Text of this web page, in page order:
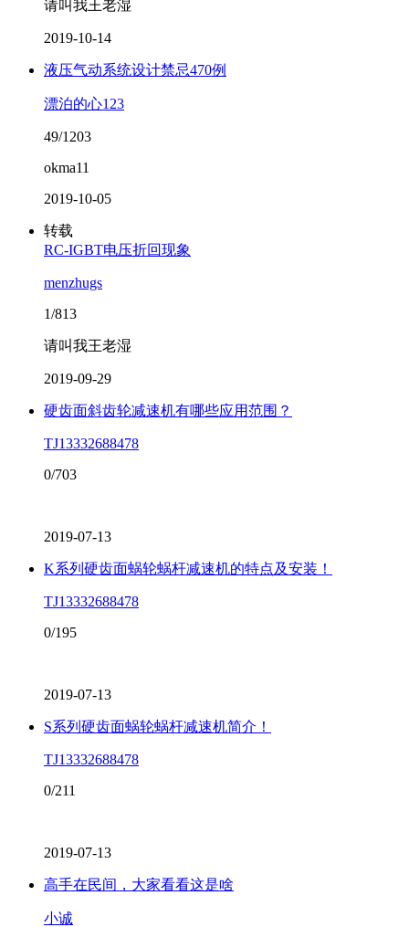
请叫我王老湿
2019-10-14
液压气动系统设计禁忌470例
漂泊的心123
49/1203
okma11
2019-10-05
转载
RC-IGBT电压折回现象
menzhugs
1/813
请叫我王老湿
2019-09-29
硬齿面斜齿轮减速机有哪些应用范围？
TJ13332688478
0/703
2019-07-13
K系列硬齿面蜗轮蜗杆减速机的特点及安装！
TJ13332688478
0/195
2019-07-13
S系列硬齿面蜗轮蜗杆减速机简介！
TJ13332688478
0/211
2019-07-13
高手在民间，大家看看这是啥
小诚